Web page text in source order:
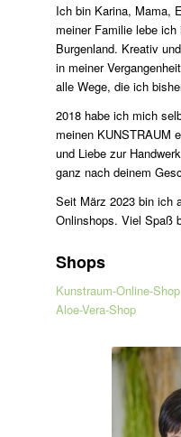
Ich bin Karina, Mama,
meiner Familie lebe
Burgenland. Kreativ
in meiner
alle Wege, die ich
2018 habe ich mich
meinen KUNSTRAUM
und Liebe zur
ganz nach deinem
Seit März 2023 bin ich
Onlinshops. Viel Spaß
Shops
Kunstraum-Online-Shop
Aloe-Vera-Shop